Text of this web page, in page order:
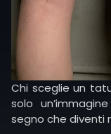
Chi sceglie un
solo
segno che diventi